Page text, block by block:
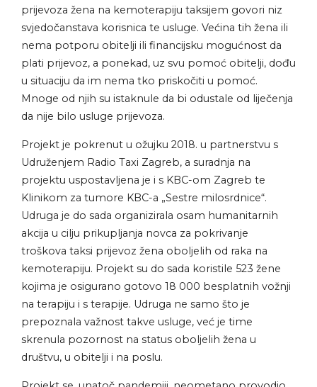
prijevoza žena na kemoterapiju taksijem govori niz
svjedočanstava korisnica te usluge. Većina tih žena ili
nema potporu obitelji ili financijsku mogućnost da
plati prijevoz, a ponekad, uz svu pomoć obitelji, dođu
u situaciju da im nema tko priskočiti u pomoć.
Mnoge od njih su istaknule da bi odustale od liječenja
da nije bilo usluge prijevoza.
Projekt je pokrenut u ožujku 2018. u partnerstvu s
Udruženjem Radio Taxi Zagreb, a suradnja na
projektu uspostavljena je i s KBC-om Zagreb te
Klinikom za tumore KBC-a „Sestre milosrdnice“.
Udruga je do sada organizirala osam humanitarnih
akcija u cilju prikupljanja novca za pokrivanje
troškova taksi prijevoz žena oboljelih od raka na
kemoterapiju. Projekt su do sada koristile 523 žene
kojima je osigurano gotovo 18 000 besplatnih vožnji
na terapiju i s terapije. Udruga ne samo što je
prepoznala važnost takve usluge, već je time
skrenula pozornost na status oboljelih žena u
društvu, u obitelji i na poslu.